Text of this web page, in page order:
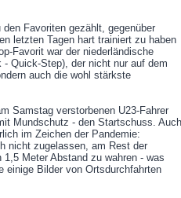
Favoriten gezählt, gegenüber
letzten Tagen hart trainiert zu haben
Favorit war der niederländische
Quick-Step), der nicht nur auf dem
auch die wohl stärkste
Samstag verstorbenen U23-Fahrer
Mundschutz - den Startschuss. Auch
im Zeichen der Pandemie:
nicht zugelassen, am Rest der
Meter Abstand zu wahren - was
einige Bilder von Ortsdurchfahrten